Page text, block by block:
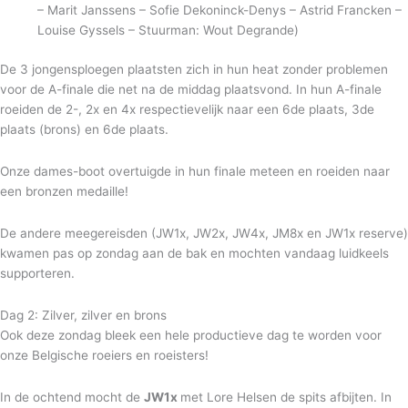
– Marit Janssens – Sofie Dekoninck-Denys – Astrid Francken –
Louise Gyssels – Stuurman: Wout Degrande)
De 3 jongensploegen plaatsten zich in hun heat zonder problemen
voor de A-finale die net na de middag plaatsvond. In hun A-finale
roeiden de 2-, 2x en 4x respectievelijk naar een 6de plaats, 3de
plaats (brons) en 6de plaats.
Onze dames-boot overtuigde in hun finale meteen en roeiden naar
een bronzen medaille!
De andere meegereisden (JW1x, JW2x, JW4x, JM8x en JW1x reserve)
kwamen pas op zondag aan de bak en mochten vandaag luidkeels
supporteren.
Dag 2: Zilver, zilver en brons
Ook deze zondag bleek een hele productieve dag te worden voor
onze Belgische roeiers en roeisters!
In de ochtend mocht de JW1x met Lore Helsen de spits afbijten. In